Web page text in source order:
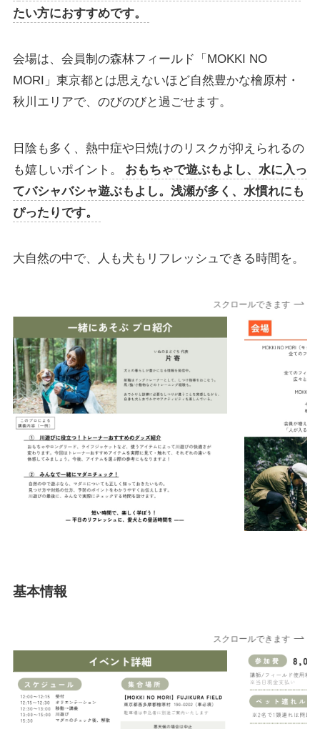
たい方におすすめです。
会場は、会員制の森林フィールド「MOKKI NO
MORI」東京都とは思えないほど自然豊かな檜原村・
秋川エリアで、のびのびと過ごせます。
日陰も多く、熱中症や日焼けのリスクが抑えられるの
も嬉しいポイント。
おもちゃで遊ぶもよし、水に入っ
てバシャバシャ遊ぶもよし。浅瀬が多く、水慣れにも
ぴったりです。
大自然の中で、人も犬もリフレッシュできる時間を。
スクロールできます
基本情報
スクロールできます